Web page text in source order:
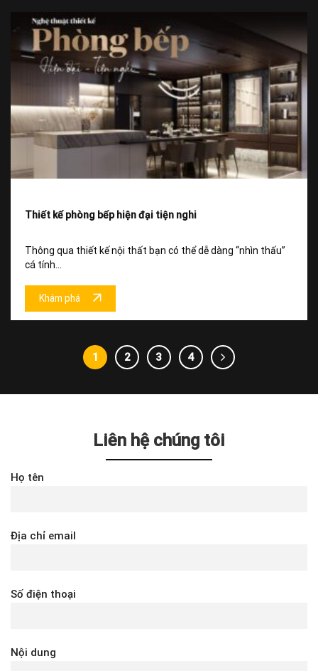
Thiết kế phòng bếp hiện đại tiện nghi
Thông qua thiết kế nội thất bạn có thể dễ dàng “nhìn thấu”
cá tính...
Khám phá
1 2 3 4
Liên hệ chúng tôi
Họ tên
Địa chỉ email
Số điện thoại
Nội dung